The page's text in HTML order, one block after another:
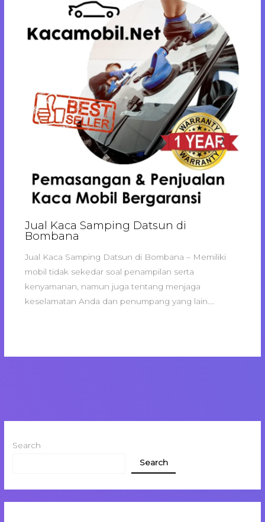
Jual Kaca Samping Datsun di
Bombana
Jual Kaca Samping Datsun di Bombana – Memiliki
mobil tidak sekedar soal penampilan serta
kenyamanan, namun juga tentang menjaga
keselamatan Anda dan penumpang yang lain.…
Search
Search